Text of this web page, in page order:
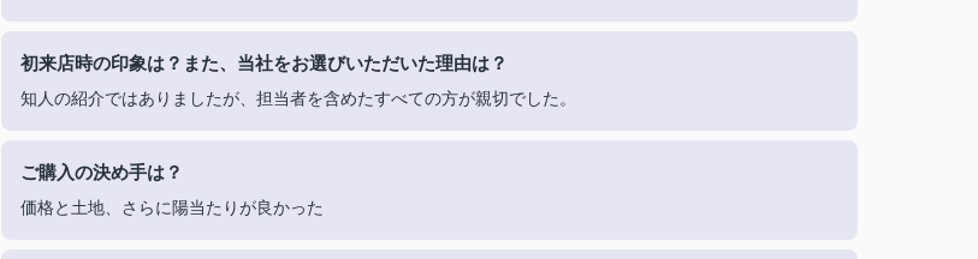
初来店時の印象は？また、当社をお選びいただいた理由は？
知人の紹介ではありましたが、担当者を含めたすべての方が親切でした。
ご購入の決め手は？
価格と土地、さらに陽当たりが良かった